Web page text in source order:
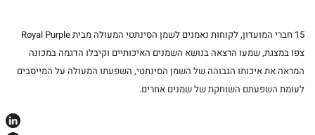
15 חברי המועדון, לקוחות נאמנים לשמן הסינתטי המעולה מבית Royal Purple
צפו במצגת, שמעו הרצאה בנושא השמנים האיכותיים וקיבלו הדגמה במכונה
המראה את איכותו הגבוהה של השמן הסינתטי, השפעתו המעולה על המייסבים
לעומת השפעתם השוחקת של שמנים אחרים.